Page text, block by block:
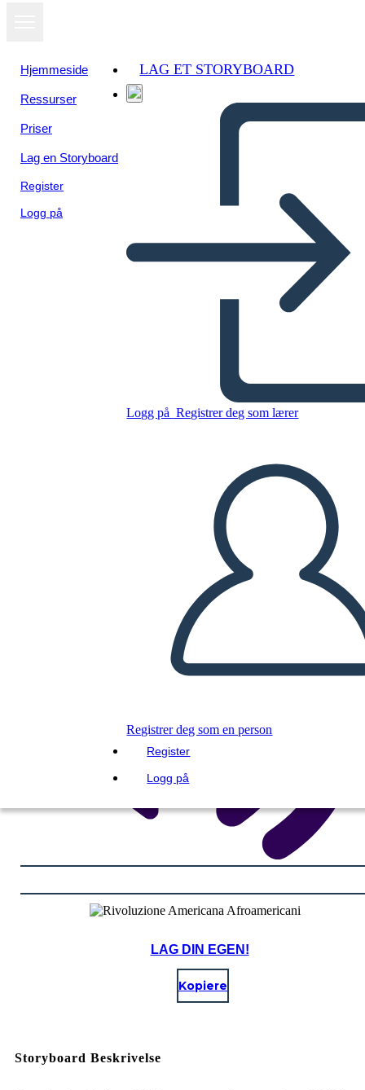
Hjemmeside
Ressurser
Priser
Lag en Storyboard
Register
Logg på
LAG ET STORYBOARD
Logg på Registrer deg som lærer
Registrer deg som en person
Register
Logg på
Afroamericani
LAGE ET STORYBOARD
SPILLE AV LYSBILDEFREMVISNING
LES FOR MEG
LAG DIN EGEN!
Kopiere
Storyboard Beskrivelse